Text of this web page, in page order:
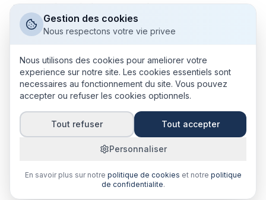
AIG
APRIL
JL ASSURE EURODOMMAGES
Lexique de l'assurance Mentions légalesCGUConfidentialité
Partenaires Commerciaux
Gestion des cookies
Nous respectons votre vie privee
Nous utilisons des cookies pour ameliorer votre
experience sur notre site. Les cookies essentiels sont
necessaires au fonctionnement du site. Vous pouvez
accepter ou refuser les cookies optionnels.
Tout refuser Tout accepter
Personnaliser
En savoir plus sur notre politique de cookies et notre politique
de confidentialite.